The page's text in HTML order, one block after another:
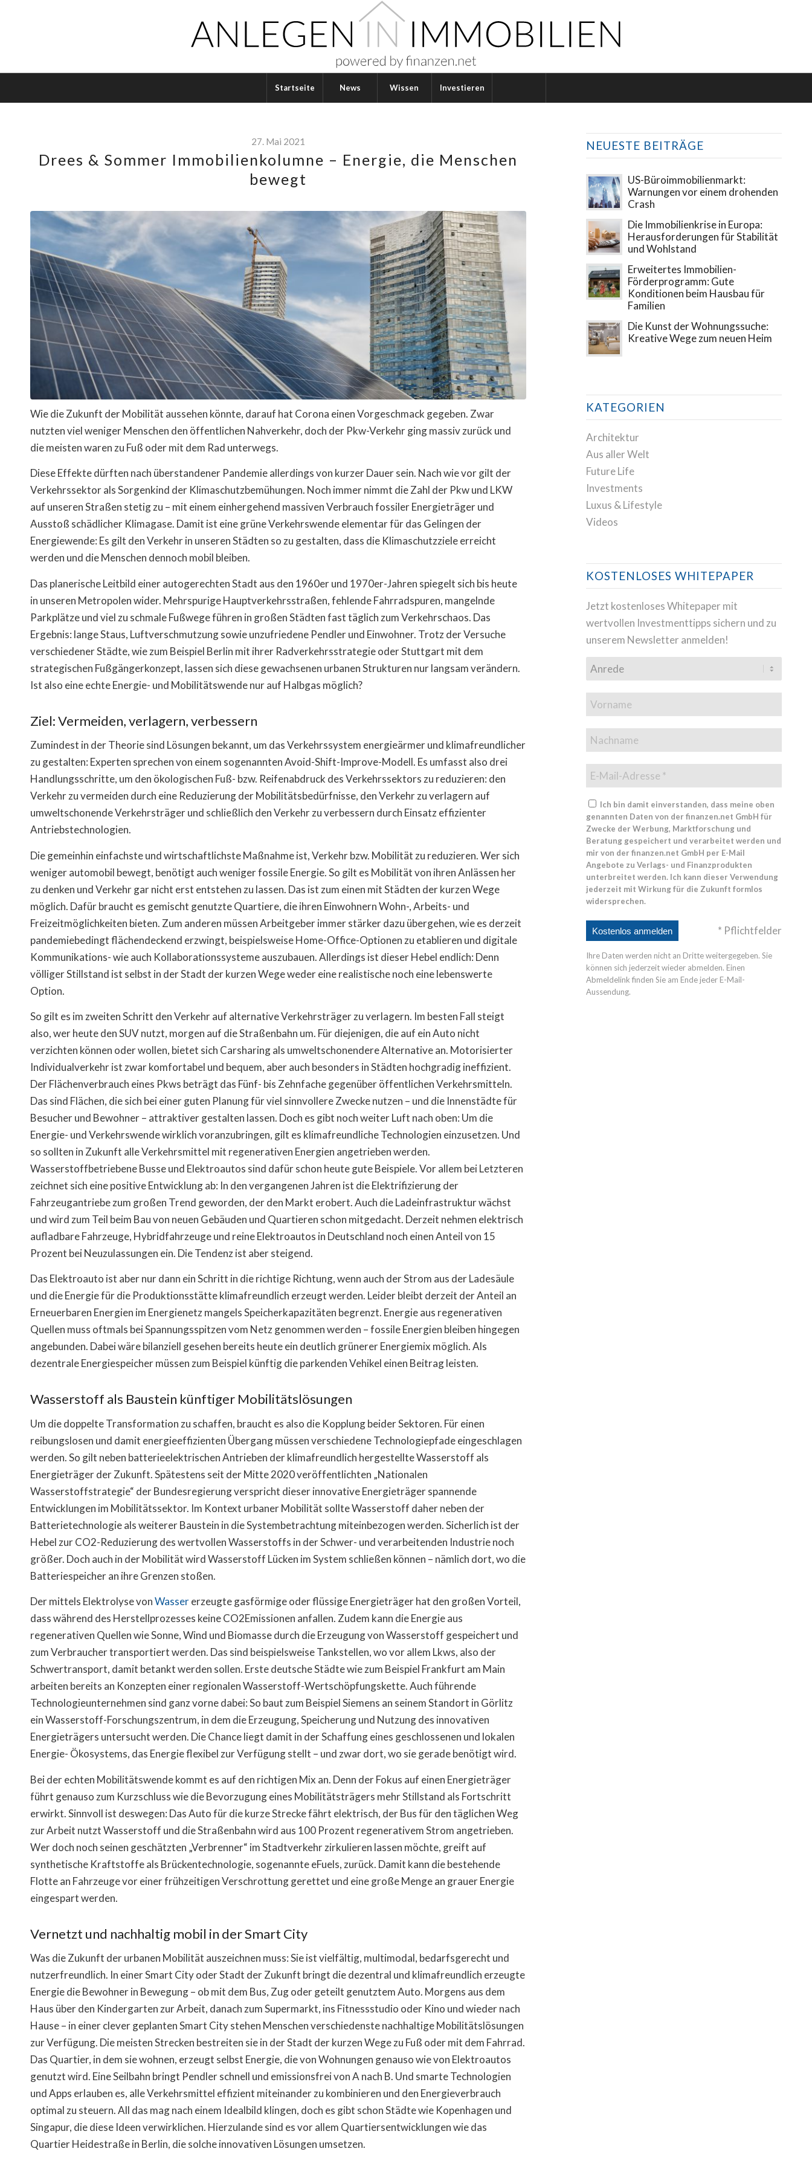
Startseite News Wissen Investieren
27. Mai 2021
Drees & Sommer Immobilienkolumne – Energie, die Menschen
bewegt
Wie die Zukunft der Mobilität aussehen könnte, darauf hat Corona einen Vorgeschmack gegeben. Zwar
nutzten viel weniger Menschen den öffentlichen Nahverkehr, doch der Pkw-Verkehr ging massiv zurück und
die meisten waren zu Fuß oder mit dem Rad unterwegs.
Diese Effekte dürften nach überstandener Pandemie allerdings von kurzer Dauer sein. Nach wie vor gilt der
Verkehrssektor als Sorgenkind der Klimaschutzbemühungen. Noch immer nimmt die Zahl der Pkw und LKW
auf unseren Straßen stetig zu – mit einem einhergehend massiven Verbrauch fossiler Energieträger und
Ausstoß schädlicher Klimagase. Damit ist eine grüne Verkehrswende elementar für das Gelingen der
Energiewende: Es gilt den Verkehr in unseren Städten so zu gestalten, dass die Klimaschutzziele erreicht
werden und die Menschen dennoch mobil bleiben.
Das planerische Leitbild einer autogerechten Stadt aus den 1960er und 1970er-Jahren spiegelt sich bis heute
in unseren Metropolen wider. Mehrspurige Hauptverkehrsstraßen, fehlende Fahrradspuren, mangelnde
Parkplätze und viel zu schmale Fußwege führen in großen Städten fast täglich zum Verkehrschaos. Das
Ergebnis: lange Staus, Luftverschmutzung sowie unzufriedene Pendler und Einwohner. Trotz der Versuche
verschiedener Städte, wie zum Beispiel Berlin mit ihrer Radverkehrsstrategie oder Stuttgart mit dem
strategischen Fußgängerkonzept, lassen sich diese gewachsenen urbanen Strukturen nur langsam verändern.
Ist also eine echte Energie- und Mobilitätswende nur auf Halbgas möglich?
Ziel: Vermeiden, verlagern, verbessern
Zumindest in der Theorie sind Lösungen bekannt, um das Verkehrssystem energieärmer und klimafreundlicher
zu gestalten: Experten sprechen von einem sogenannten Avoid-Shift-Improve-Modell. Es umfasst also drei
Handlungsschritte, um den ökologischen Fuß- bzw. Reifenabdruck des Verkehrssektors zu reduzieren: den
Verkehr zu vermeiden durch eine Reduzierung der Mobilitätsbedürfnisse, den Verkehr zu verlagern auf
umweltschonende Verkehrsträger und schließlich den Verkehr zu verbessern durch Einsatz effizienter
Antriebstechnologien.
Die gemeinhin einfachste und wirtschaftlichste Maßnahme ist, Verkehr bzw. Mobilität zu reduzieren. Wer sich
weniger automobil bewegt, benötigt auch weniger fossile Energie. So gilt es Mobilität von ihren Anlässen her
zu denken und Verkehr gar nicht erst entstehen zu lassen. Das ist zum einen mit Städten der kurzen Wege
möglich. Dafür braucht es gemischt genutzte Quartiere, die ihren Einwohnern Wohn-, Arbeits- und
Freizeitmöglichkeiten bieten. Zum anderen müssen Arbeitgeber immer stärker dazu übergehen, wie es derzeit
pandemiebedingt flächendeckend erzwingt, beispielsweise Home-Office-Optionen zu etablieren und digitale
Kommunikations- wie auch Kollaborationssysteme auszubauen. Allerdings ist dieser Hebel endlich: Denn
völliger Stillstand ist selbst in der Stadt der kurzen Wege weder eine realistische noch eine lebenswerte
Option.
So gilt es im zweiten Schritt den Verkehr auf alternative Verkehrsträger zu verlagern. Im besten Fall steigt
also, wer heute den SUV nutzt, morgen auf die Straßenbahn um. Für diejenigen, die auf ein Auto nicht
verzichten können oder wollen, bietet sich Carsharing als umweltschonendere Alternative an. Motorisierter
Individualverkehr ist zwar komfortabel und bequem, aber auch besonders in Städten hochgradig ineffizient.
Der Flächenverbrauch eines Pkws beträgt das Fünf- bis Zehnfache gegenüber öffentlichen Verkehrsmitteln.
Das sind Flächen, die sich bei einer guten Planung für viel sinnvollere Zwecke nutzen – und die Innenstädte für
Besucher und Bewohner – attraktiver gestalten lassen. Doch es gibt noch weiter Luft nach oben: Um die
Energie- und Verkehrswende wirklich voranzubringen, gilt es klimafreundliche Technologien einzusetzen. Und
so sollten in Zukunft alle Verkehrsmittel mit regenerativen Energien angetrieben werden.
Wasserstoffbetriebene Busse und Elektroautos sind dafür schon heute gute Beispiele. Vor allem bei Letzteren
zeichnet sich eine positive Entwicklung ab: In den vergangenen Jahren ist die Elektrifizierung der
Fahrzeugantriebe zum großen Trend geworden, der den Markt erobert. Auch die Ladeinfrastruktur wächst
und wird zum Teil beim Bau von neuen Gebäuden und Quartieren schon mitgedacht. Derzeit nehmen elektrisch
aufladbare Fahrzeuge, Hybridfahrzeuge und reine Elektroautos in Deutschland noch einen Anteil von 15
Prozent bei Neuzulassungen ein. Die Tendenz ist aber steigend.
Das Elektroauto ist aber nur dann ein Schritt in die richtige Richtung, wenn auch der Strom aus der Ladesäule
und die Energie für die Produktionsstätte klimafreundlich erzeugt werden. Leider bleibt derzeit der Anteil an
Erneuerbaren Energien im Energienetz mangels Speicherkapazitäten begrenzt. Energie aus regenerativen
Quellen muss oftmals bei Spannungsspitzen vom Netz genommen werden – fossile Energien bleiben hingegen
angebunden. Dabei wäre bilanziell gesehen bereits heute ein deutlich grünerer Energiemix möglich. Als
dezentrale Energiespeicher müssen zum Beispiel künftig die parkenden Vehikel einen Beitrag leisten.
Wasserstoff als Baustein künftiger Mobilitätslösungen
Um die doppelte Transformation zu schaffen, braucht es also die Kopplung beider Sektoren. Für einen
reibungslosen und damit energieeffizienten Übergang müssen verschiedene Technologiepfade eingeschlagen
werden. So gilt neben batterieelektrischen Antrieben der klimafreundlich hergestellte Wasserstoff als
Energieträger der Zukunft. Spätestens seit der Mitte 2020 veröffentlichten „Nationalen
Wasserstoffstrategie“ der Bundesregierung verspricht dieser innovative Energieträger spannende
Entwicklungen im Mobilitätssektor. Im Kontext urbaner Mobilität sollte Wasserstoff daher neben der
Batterietechnologie als weiterer Baustein in die Systembetrachtung miteinbezogen werden. Sicherlich ist der
Hebel zur CO2-Reduzierung des wertvollen Wasserstoffs in der Schwer- und verarbeitenden Industrie noch
größer. Doch auch in der Mobilität wird Wasserstoff Lücken im System schließen können – nämlich dort, wo die
Batteriespeicher an ihre Grenzen stoßen.
Der mittels Elektrolyse vonWassererzeugte gasförmige oder flüssige Energieträger hat den großen Vorteil,
dass während des Herstellprozesses keine CO2Emissionen anfallen. Zudem kann die Energie aus
regenerativen Quellen wie Sonne, Wind und Biomasse durch die Erzeugung von Wasserstoff gespeichert und
zum Verbraucher transportiert werden. Das sind beispielsweise Tankstellen, wo vor allem Lkws, also der
Schwertransport, damit betankt werden sollen. Erste deutsche Städte wie zum Beispiel Frankfurt am Main
arbeiten bereits an Konzepten einer regionalen Wasserstoff-Wertschöpfungskette. Auch führende
Technologieunternehmen sind ganz vorne dabei: So baut zum Beispiel Siemens an seinem Standort in Görlitz
ein Wasserstoff-Forschungszentrum, in dem die Erzeugung, Speicherung und Nutzung des innovativen
Energieträgers untersucht werden. Die Chance liegt damit in der Schaffung eines geschlossenen und lokalen
Energie- Ökosystems, das Energie flexibel zur Verfügung stellt – und zwar dort, wo sie gerade benötigt wird.
Bei der echten Mobilitätswende kommt es auf den richtigen Mix an. Denn der Fokus auf einen Energieträger
führt genauso zum Kurzschluss wie die Bevorzugung eines Mobilitätsträgers mehr Stillstand als Fortschritt
erwirkt. Sinnvoll ist deswegen: Das Auto für die kurze Strecke fährt elektrisch, der Bus für den täglichen Weg
zur Arbeit nutzt Wasserstoff und die Straßenbahn wird aus 100 Prozent regenerativem Strom angetrieben.
Wer doch noch seinen geschätzten „Verbrenner“ im Stadtverkehr zirkulieren lassen möchte, greift auf
synthetische Kraftstoffe als Brückentechnologie, sogenannte eFuels, zurück. Damit kann die bestehende
Flotte an Fahrzeuge vor einer frühzeitigen Verschrottung gerettet und eine große Menge an grauer Energie
eingespart werden.
Vernetzt und nachhaltig mobil in der Smart City
Was die Zukunft der urbanen Mobilität auszeichnen muss: Sie ist vielfältig, multimodal, bedarfsgerecht und
nutzerfreundlich. In einer Smart City oder Stadt der Zukunft bringt die dezentral und klimafreundlich erzeugte
Energie die Bewohner in Bewegung – ob mit dem Bus, Zug oder geteilt genutztem Auto. Morgens aus dem
Haus über den Kindergarten zur Arbeit, danach zum Supermarkt, ins Fitnessstudio oder Kino und wieder nach
Hause – in einer clever geplanten Smart City stehen Menschen verschiedenste nachhaltige Mobilitätslösungen
zur Verfügung. Die meisten Strecken bestreiten sie in der Stadt der kurzen Wege zu Fuß oder mit dem Fahrrad.
Das Quartier, in dem sie wohnen, erzeugt selbst Energie, die von Wohnungen genauso wie von Elektroautos
genutzt wird. Eine Seilbahn bringt Pendler schnell und emissionsfrei von A nach B. Und smarte Technologien
und Apps erlauben es, alle Verkehrsmittel effizient miteinander zu kombinieren und den Energieverbrauch
optimal zu steuern. All das mag nach einem Idealbild klingen, doch es gibt schon Städte wie Kopenhagen und
Singapur, die diese Ideen verwirklichen. Hierzulande sind es vor allem Quartiersentwicklungen wie das
Quartier Heidestraße in Berlin, die solche innovativen Lösungen umsetzen.
NEUESTE BEITRÄGE
US-Büroimmobilienmarkt:
Warnungen vor einem drohenden
Crash
Die Immobilienkrise in Europa:
Herausforderungen für Stabilität
und Wohlstand
Erweitertes Immobilien-
Förderprogramm: Gute
Konditionen beim Hausbau für
Familien
Die Kunst der Wohnungssuche:
Kreative Wege zum neuen Heim
KATEGORIEN
Architektur
Aus aller Welt
Future Life
Investments
Luxus & Lifestyle
Videos
KOSTENLOSES WHITEPAPER
Jetzt kostenloses Whitepaper mit
wertvollen Investmenttipps sichern und zu
unserem Newsletter anmelden!
Ich bin damit einverstanden, dass meine oben
genannten Daten von der finanzen.net GmbH für
Zwecke der Werbung, Marktforschung und
Beratung gespeichert und verarbeitet werden und
mir von der finanzen.net GmbH per E-Mail
Angebote zu Verlags- und Finanzprodukten
unterbreitet werden. Ich kann dieser Verwendung
jederzeit mit Wirkung für die Zukunft formlos
widersprechen.
* Pflichtfelder
Ihre Daten werden nicht an Dritte weitergegeben. Sie
können sich jederzeit wieder abmelden. Einen
Abmeldelink finden Sie am Ende jeder E-Mail-
Aussendung.